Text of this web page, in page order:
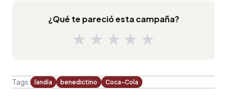
¿Qué te pareció esta campaña?
★ ★ ★ ★ ★
Tags: landia benedictino Coca-Cola